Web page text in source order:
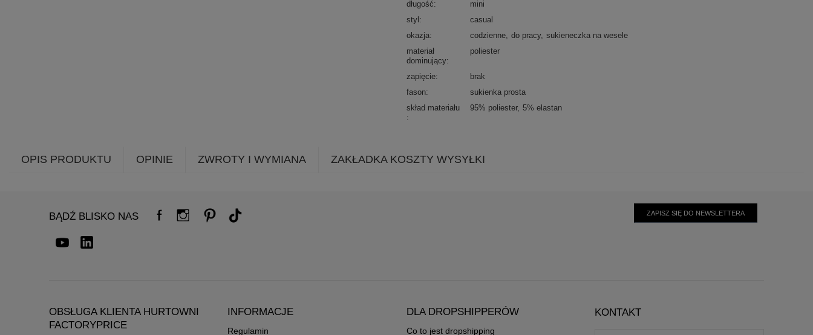
długość
mini
styl
casual
okazja
codzienne do pracy sukieneczka na wesele
materiał
dominujący
poliester
zapięcie
brak
fason
sukienka prosta
skład materiału
95% poliester 5% elastan
OPIS PRODUKTU OPINIE ZWROTY I WYMIANA ZAKŁADKA KOSZTY WYSYŁKI
BĄDŹ BLISKO NAS ZAPISZ SIĘ DO NEWSLETTERA
OBSŁUGA KLIENTA HURTOWNI
FACTORYPRICE
INFORMACJE
Regulamin
DLA DROPSHIPPERÓW
Co to jest dropshipping
KONTAKT